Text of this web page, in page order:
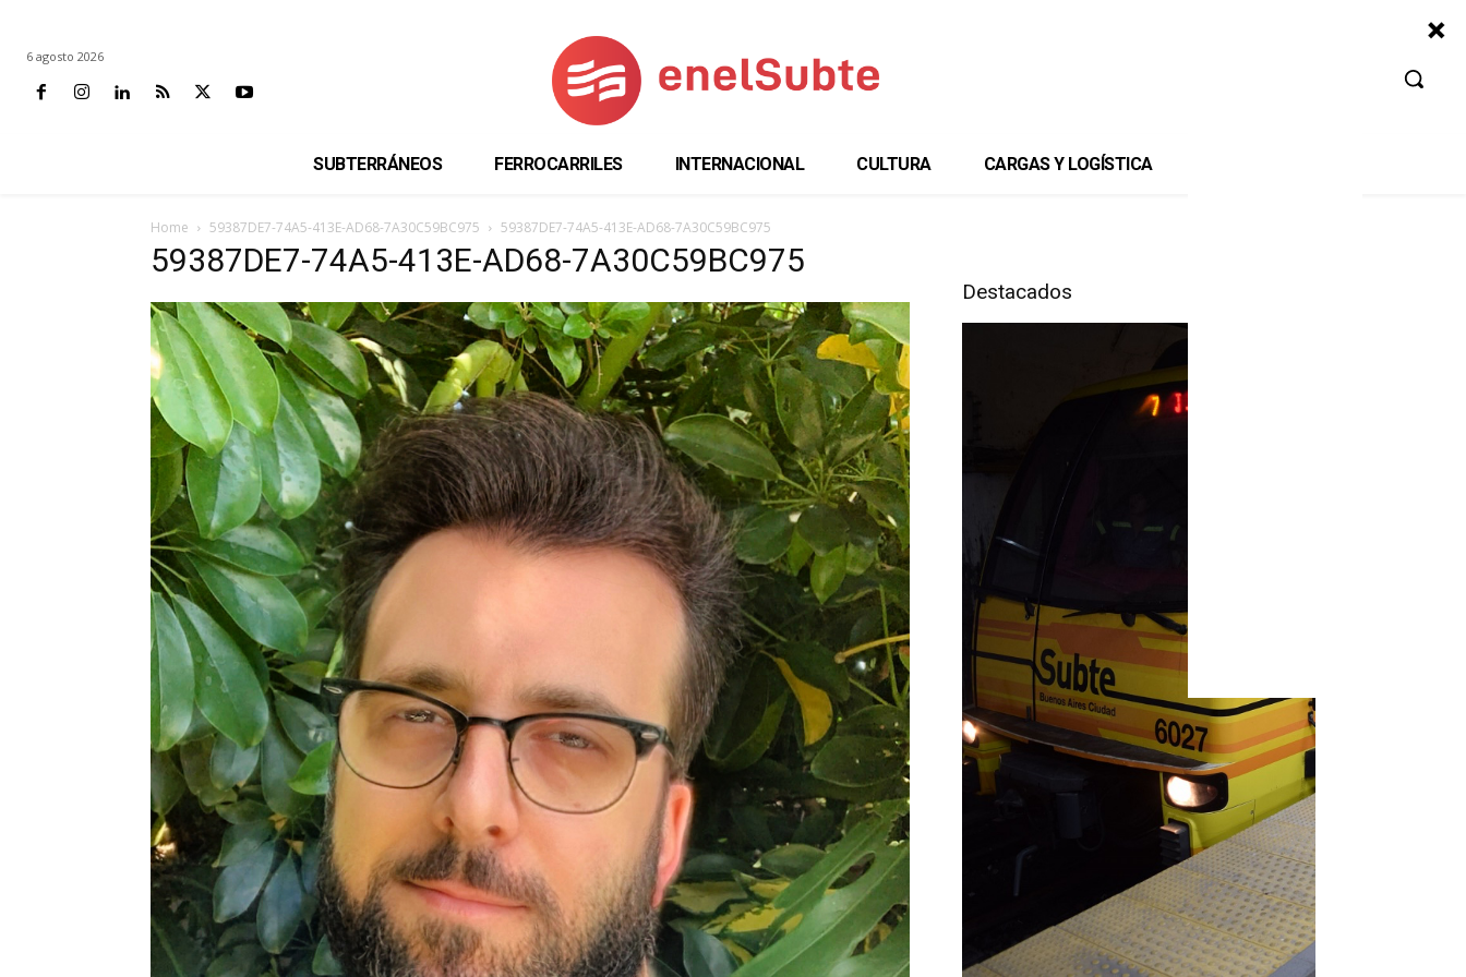
6 agosto 2026
SUBTERRÁNEOS FERROCARRILES INTERNACIONAL CULTURA CARGAS Y LOGÍSTICA
Home 59387DE7-74A5-413E-AD68-7A30C59BC975 59387DE7-74A5-413E-AD68-7A30C59BC975
59387DE7-74A5-413E-AD68-7A30C59BC975
Destacados
A siete años de
comprados, todavía no
pusieron todos los CAF
6000 en servicio